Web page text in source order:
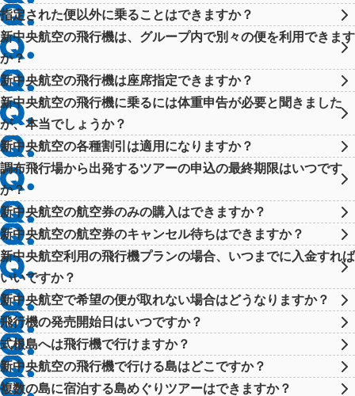
指定された便以外に乗ることはできますか？
新中央航空の飛行機は、グループ内で別々の便を利用できます
か？
新中央航空の飛行機は座席指定できますか？
新中央航空の飛行機に乗るには体重申告が必要と聞きました
が、本当でしょうか？
新中央航空の各種割引は適用になりますか？
調布飛行場から出発するツアーの申込の最終期限はいつです
か？
新中央航空の航空券のみの購入はできますか？
新中央航空の航空券のキャンセル待ちはできますか？
新中央航空利用の飛行機プランの場合、いつまでに入金すれば
いいですか？
新中央航空で希望の便が取れない場合はどうなりますか？
飛行機の発売開始日はいつですか？
式根島へは飛行機で行けますか？
新中央航空の飛行機で行ける島はどこですか？
複数の島に宿泊する島めぐりツアーはできますか？